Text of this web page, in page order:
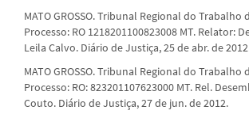
MATO GROSSO. Tribunal Regional do Trabalho
Processo: RO 1218201100823008 MT. Relator:
Leila Calvo. Diário de Justiça, 25 de abr. de
MATO GROSSO. Tribunal Regional do Trabalho
Processo: RO: 823201107623000 MT. Rel.
Couto. Diário de Justiça, 27 de jun. de 2012.